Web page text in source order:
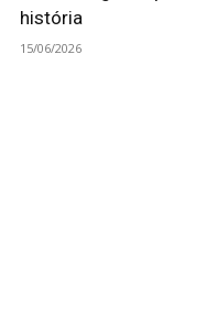
história
15/06/2026